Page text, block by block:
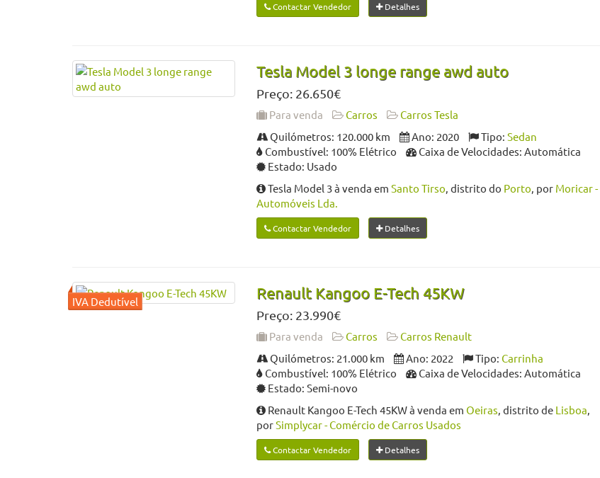
Contactar Vendedor Detalhes
Tesla Model 3 longe range awd auto
Preço: 26.650€
Para venda Carros
Carros Tesla
Quilómetros: 120.000 km
Ano: 2020 Tipo: Sedan
Combustível: 100% Elétrico
Caixa de Velocidades: Automática
Estado: Usado
Tesla Model 3 à venda em Santo Tirso, distrito do Porto, por Moricar -
Automóveis Lda.
Contactar Vendedor Detalhes
Renault Kangoo E-Tech 45KW
Preço: 23.990€
Para venda Carros
Carros Renault
Quilómetros: 21.000 km
Ano: 2022 Tipo: Carrinha
Combustível: 100% Elétrico
Caixa de Velocidades: Automática
Estado: Semi-novo
Renault Kangoo E-Tech 45KW à venda em Oeiras, distrito de Lisboa,
porSimplycar - Comércio de Carros Usados
Contactar Vendedor Detalhes